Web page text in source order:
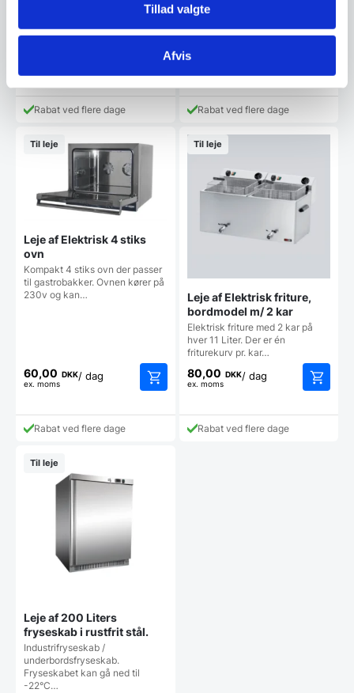
Tillad valgte
Afvis
Rabat ved flere dage
Isdisk til italienske iskantiner
medfølger ikke…
80,00
Rabat ved flere dage
Til leje
Leje af Elektrisk 4 stiks
ovn
Kompakt 4 stiks ovn der passer
til gastrobakker. Ovnen kører på
230v og kan…
60,00 DKK
ex. moms
/ dag
Rabat ved flere dage
Til leje
Leje af Elektrisk friture,
bordmodel m/ 2 kar
Elektrisk friture med 2 kar på
hver 11 Liter. Der er én
friturekurv pr. kar…
80,00 DKK
ex. moms
/ dag
Rabat ved flere dage
Til leje
Leje af 200 Liters
fryseskab i rustfrit stål.
Industrifryseskab /
underbordsfryseskab.
Fryseskabet kan gå ned til
-22°C…